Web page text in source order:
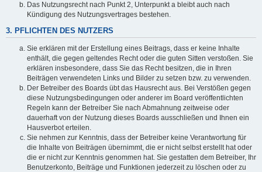
Das Nutzungsrecht nach Punkt 2, Unterpunkt a bleibt auch nach
Kündigung des Nutzungsvertrages bestehen.
3. PFLICHTEN DES NUTZERS
Sie erklären mit der Erstellung eines Beitrags, dass er keine Inhalte
enthält, die gegen geltendes Recht oder die guten Sitten verstoßen. Sie
erklären insbesondere, dass Sie das Recht besitzen, die in Ihren
Beiträgen verwendeten Links und Bilder zu setzen bzw. zu verwenden.
Der Betreiber des Boards übt das Hausrecht aus. Bei Verstößen gegen
diese Nutzungsbedingungen oder anderer im Board veröffentlichten
Regeln kann der Betreiber Sie nach Abmahnung zeitweise oder
dauerhaft von der Nutzung dieses Boards ausschließen und Ihnen ein
Hausverbot erteilen.
Sie nehmen zur Kenntnis, dass der Betreiber keine Verantwortung für
die Inhalte von Beiträgen übernimmt, die er nicht selbst erstellt hat oder
die er nicht zur Kenntnis genommen hat. Sie gestatten dem Betreiber, Ihr
Benutzerkonto, Beiträge und Funktionen jederzeit zu löschen oder zu